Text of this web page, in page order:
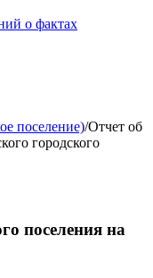
о фактах
поселение)/Отчет об
городского
поселения на